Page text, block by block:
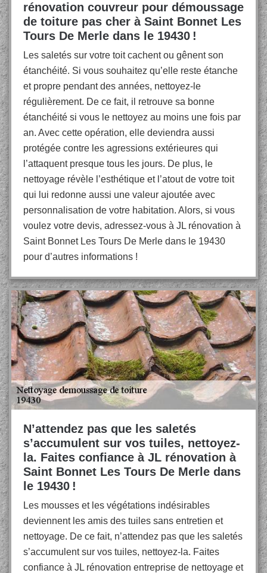
rénovation couvreur pour démoussage
de toiture pas cher à Saint Bonnet Les
Tours De Merle dans le 19430 !
Les saletés sur votre toit cachent ou gênent son
étanchéité. Si vous souhaitez qu’elle reste étanche
et propre pendant des années, nettoyez-le
régulièrement. De ce fait, il retrouve sa bonne
étanchéité si vous le nettoyez au moins une fois par
an. Avec cette opération, elle deviendra aussi
protégée contre les agressions extérieures qui
l’attaquent presque tous les jours. De plus, le
nettoyage révèle l’esthétique et l’atout de votre toit
qui lui redonne aussi une valeur ajoutée avec
personnalisation de votre habitation. Alors, si vous
voulez votre devis, adressez-vous à JL rénovation à
Saint Bonnet Les Tours De Merle dans le 19430
pour d’autres informations !
N’attendez pas que les saletés
s’accumulent sur vos tuiles, nettoyez-
la. Faites confiance à JL rénovation à
Saint Bonnet Les Tours De Merle dans
le 19430 !
Les mousses et les végétations indésirables
deviennent les amis des tuiles sans entretien et
nettoyage. De ce fait, n’attendez pas que les saletés
s’accumulent sur vos tuiles, nettoyez-la. Faites
confiance à JL rénovation entreprise de nettoyage et